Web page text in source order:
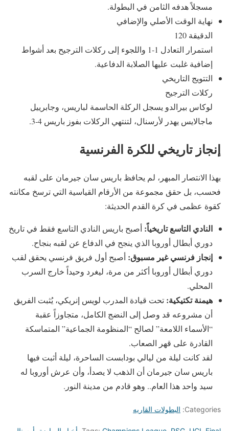
مسجلاً هدفه الثامن في البطولة.
نهاية الوقت الأصلي والإضافي
الدقيقة 120
استمرار التعادل 1-1 واللجوء إلى ركلات الترجيح بعد أشواط
إضافية غلبت عليها الصلابة الدفاعية.
التتويج التاريخي
ركلات الترجيح
لوكاس بيرالدو يسجل الركلة الحاسمة لباريس، وجابرييل
ماجالايس يهدر لأرسنال، لتنتهي الركلات بفوز باريس 4-3.
إنجاز تاريخي للكرة الفرنسية
بهذا الانتصار المبهر، لم يحافظ باريس سان جيرمان على لقبه
فحسب، بل حقق مجموعة من الأرقام القياسية التي ترسخ مكانته
كقوة عظمى في كرة القدم الحديثة:
النادي التاسع تاريخياً: أصبح باريس النادي التاسع فقط في تاريخ
دوري أبطال أوروبا الذي ينجح في الدفاع عن لقبه بنجاح.
إنجاز فرنسي غير مسبوق: أصبح أول فريق فرنسي يحقق لقب
دوري أبطال أوروبا أكثر من مرة، ليغرد وحيداً خارج السرب
المحلي.
هيمنة تكتيكية: تحت قيادة المدرب لويس إنريكي، يُثبت الفريق
أن مشروعه قد وصل إلى النضج الكامل، متجاوزاً عقبة
“الأسماء اللامعة” لصالح “المنظومة الجماعية” المتماسكة
القادرة على قهر الصعاب.
لقد كانت ليلة من ليالي بودابست الساحرة، ليلة أثبت فيها
باريس سان جيرمان أن الذهب لا يصدأ، وأن عرش أوروبا له
سيد واحد هذا العام.. وهو قادم من مدينة النور.
Categories: البطولات القاريه